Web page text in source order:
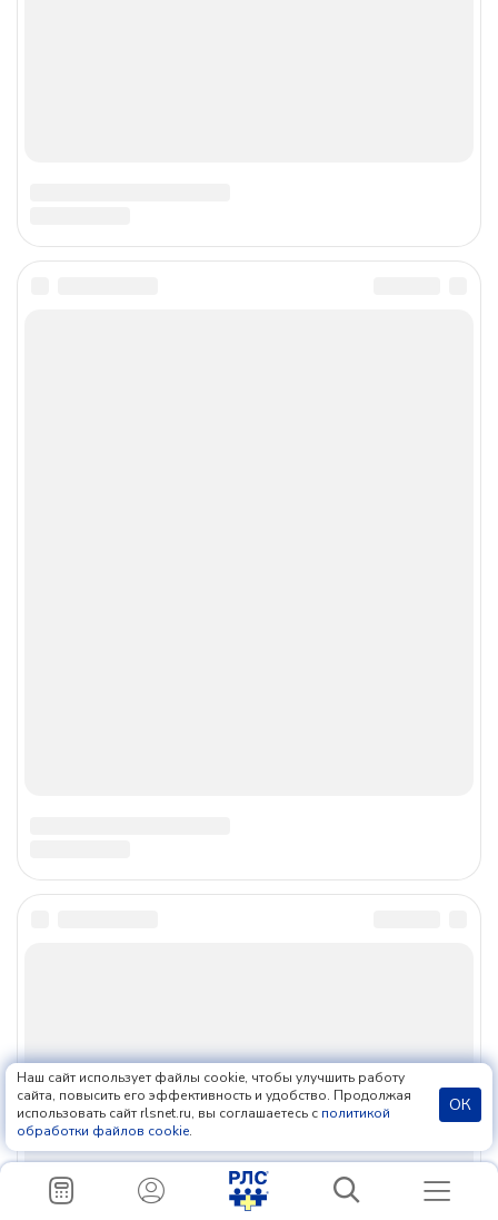
Наш сайт использует файлы cookie, чтобы улучшить работу
сайта, повысить его эффективность и удобство. Продолжая
использовать сайт rlsnet.ru, вы соглашаетесь с политикой
обработки файлов cookie.
ОК